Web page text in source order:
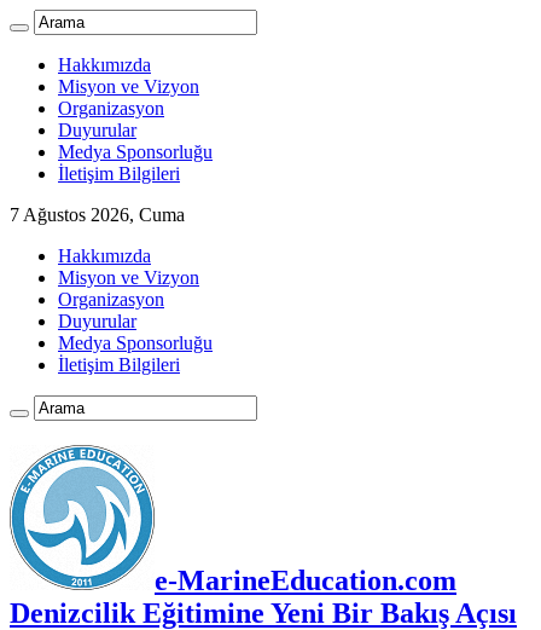
Hakkımızda
Misyon ve Vizyon
Organizasyon
Duyurular
Medya Sponsorluğu
İletişim Bilgileri
7 Ağustos 2026, Cuma
Hakkımızda
Misyon ve Vizyon
Organizasyon
Duyurular
Medya Sponsorluğu
İletişim Bilgileri
e-MarineEducation.com
Denizcilik Eğitimine Yeni Bir Bakış Açısı